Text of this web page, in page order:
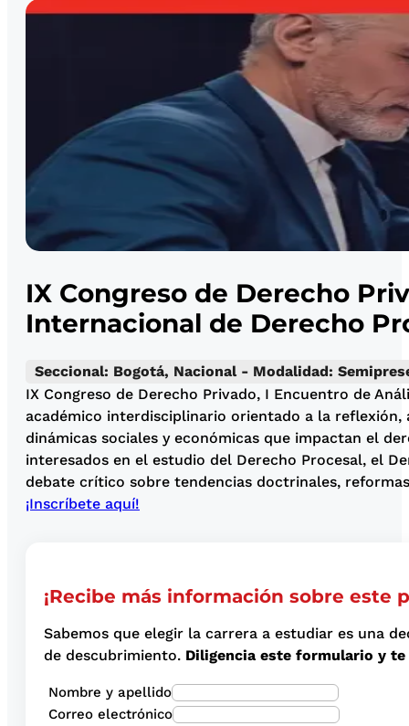
IX Congreso de Derecho
Internacional de Derecho
Seccional: Bogotá, Nacional - Modalidad:
IX Congreso de Derecho Privado, I Encuentro de
académico interdisciplinario orientado a la
dinámicas sociales y económicas que impactan el
interesados en el estudio del Derecho Procesal, el
debate crítico sobre tendencias doctrinales,
¡Inscríbete aquí!
¡Recibe más información sobre este
Sabemos que elegir la carrera a estudiar es una
de descubrimiento. Diligencia este formulario y
Nombre y apellido
Correo electrónico